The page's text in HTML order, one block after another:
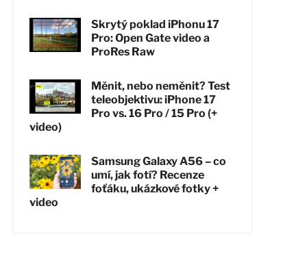
Skrytý poklad iPhonu 17
Pro: Open Gate video a
ProRes Raw
Měnit, nebo neměnit? Test
teleobjektivu: iPhone 17
Pro vs. 16 Pro / 15 Pro (+
video)
Samsung Galaxy A56 – co
umí, jak fotí? Recenze
foťáku, ukázkové fotky +
video